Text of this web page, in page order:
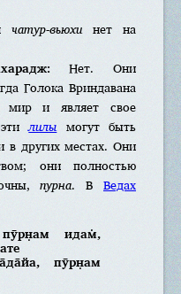
чатур-вьюхинет на
Нет. Они
Голока Вриндавана
мир и являет свое
этилилымогут быть
в других местах. Они
они полностью
пурна. ВВедах
идам̇,
пӯрн̣ам